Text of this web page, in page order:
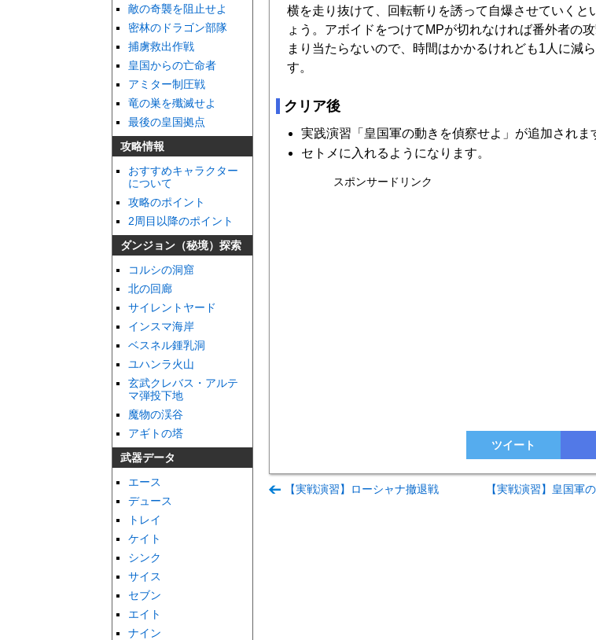
敵の奇襲を阻止せよ
密林のドラゴン部隊
捕虜救出作戦
皇国からの亡命者
アミター制圧戦
竜の巣を殲滅せよ
最後の皇国拠点
攻略情報
おすすめキャラクター
について
攻略のポイント
2周目以降のポイント
ダンジョン（秘境）探索
コルシの洞窟
北の回廊
サイレントヤード
インスマ海岸
ベスネル鍾乳洞
ユハンラ火山
玄武クレバス・アルテ
マ弾投下地
魔物の渓谷
アギトの塔
武器データ
エース
デュース
トレイ
ケイト
シンク
サイス
セブン
エイト
ナイン
横を走り抜けて、回転斬りを誘って自爆させていくと
ょう。アボイドをつけてMPが切れなければ番外者の
まり当たらないので、時間はかかるけれども1人に減ら
す。
クリア後
実践演習「皇国軍の動きを偵察せよ」が追加されま
セトメに入れるようになります。
スポンサードリンク
ツイート
【実戦演習】ローシャナ撤退戦
【実戦演習】皇国軍